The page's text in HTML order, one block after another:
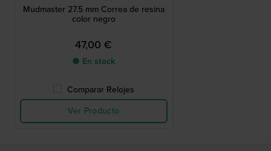
Mudmaster 27.5 mm Correa de resina
color negro
47,00 €
● En stock
Comparar Relojes
Ver Producto